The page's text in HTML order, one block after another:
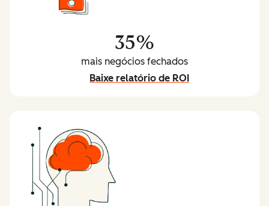
35%
mais negócios fechados
Baixe relatório de ROI